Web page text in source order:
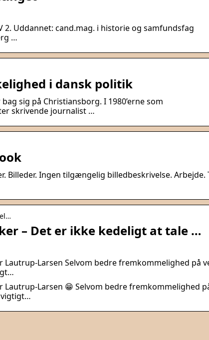
2. Uddannet: cand.mag. i historie og samfundsfag
…
i dansk politik
sig på Christiansborg. I 1980’erne som
skrivende journalist …
Billeder. Ingen tilgængelig billedbeskrivelse. Arbejde.
– Det er ikke kedeligt at tale …
Lautrup-Larsen Selvom bedre fremkommelighed på
Lautrup-Larsen 😁 Selvom bedre fremkommelighed
vigtigt…